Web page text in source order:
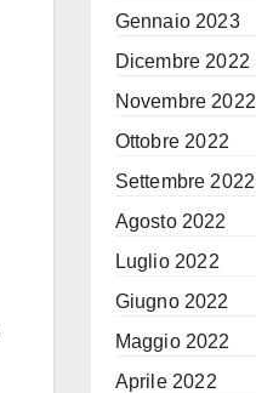
Gennaio 2023
Dicembre 2022
Novembre 2022
Ottobre 2022
Settembre 2022
Agosto 2022
Luglio 2022
Giugno 2022
Maggio 2022
Aprile 2022